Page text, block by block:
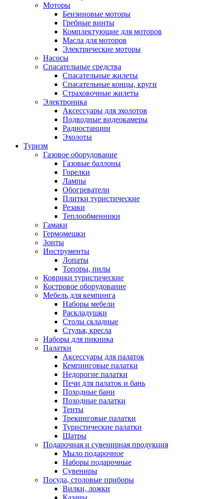
Моторы
Бензиновые моторы
Гребные винты
Комплектующие для моторов
Масла для моторов
Электрические моторы
Насосы
Спасательные средства
Спасательные жилеты
Спасательные концы, круги
Страховочные жилеты
Электроника
Аксессуары для эхолотов
Подводные видеокамеры
Радиостанции
Эхолоты
Туризм
Газовое оборудование
Газовые баллоны
Горелки
Лампы
Обогреватели
Плитки туристические
Резаки
Теплообменники
Гамаки
Гермомешки
Зонты
Инструменты
Лопаты
Топоры, пилы
Коврики туристические
Костровое оборудование
Мебель для кемпинга
Наборы мебели
Раскладушки
Столы складные
Стулья, кресла
Наборы для пикника
Палатки
Аксессуары для палаток
Кемпинговые палатки
Недорогие палатки
Печи для палаток и бань
Походные бани
Походные палатки
Тенты
Трекинговые палатки
Туристические палатки
Шатры
Подарочная и сувенирная продукция
Мыло подарочное
Наборы подарочные
Сувениры
Посуда, столовые приборы
Вилки, ложки
Казаны